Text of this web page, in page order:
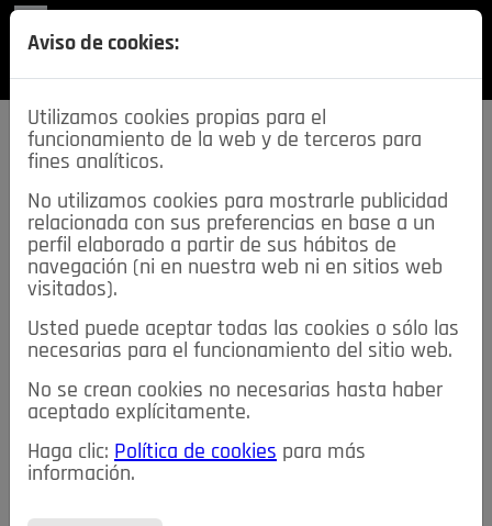
SECCIONES
descarga esta
REVISTA
≡NOTICIAS
NOTICIAS SERVICIOS DE INTERÉS
TABLÓN DE ANUNCIOS MIS ANUNCIOS CONTACTO
NOSOTROS
Aviso de cookies:
Utilizamos cookies propias para el
funcionamiento de la web y de terceros para
fines analíticos.
No utilizamos cookies para mostrarle publicidad
relacionada con sus preferencias en base a un
perfil elaborado a partir de sus hábitos de
navegación (ni en nuestra web ni en sitios web
visitados).
Usted puede aceptar todas las cookies o sólo las
necesarias para el funcionamiento del sitio web.
No se crean cookies no necesarias hasta haber
aceptado explícitamente.
Haga clic: Política de cookies para más
información.